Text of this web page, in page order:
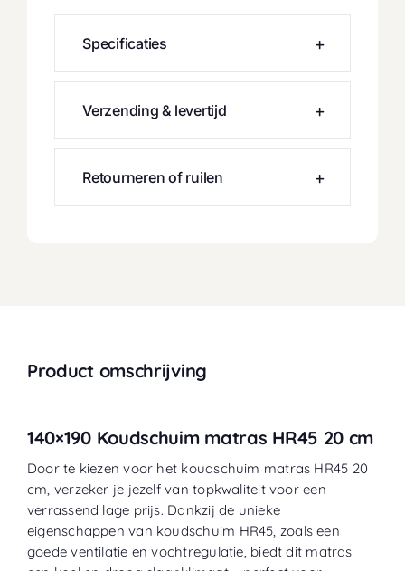
Specificaties
Verzending & levertijd
Retourneren of ruilen
Product omschrijving
140×190 Koudschuim matras HR45 20 cm
Door te kiezen voor het koudschuim matras HR45 20
cm, verzeker je jezelf van topkwaliteit voor een
verrassend lage prijs. Dankzij de unieke
eigenschappen van koudschuim HR45, zoals een
goede ventilatie en vochtregulatie, biedt dit matras